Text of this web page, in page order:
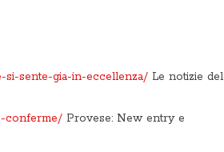
sente-gia-in-eccellenza/ Le notizie del
conferme/ Provese: New entry e